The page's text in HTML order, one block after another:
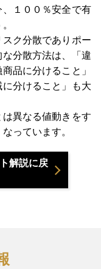
１００％安全で有
ク分散でありポー
な分散方法は、「違
品に分けること」
分けること」も大
異なる値動きをす
っています。
解説に戻